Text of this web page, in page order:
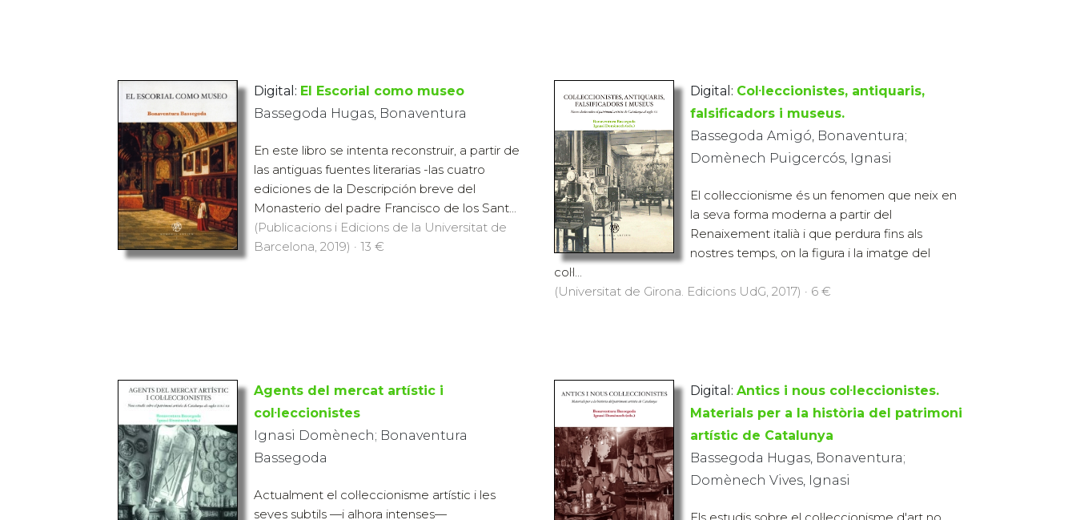
Digital: El Escorial como museo
Bassegoda Hugas, Bonaventura
En este libro se intenta reconstruir, a partir de
las antiguas fuentes literarias -las cuatro
ediciones de la Descripción breve del
Monasterio del padre Francisco de los Sant...
(Publicacions i Edicions de la Universitat de
Barcelona, 2019) · 13 €
Digital: Col·leccionistes, antiquaris,
falsificadors i museus.
Bassegoda Amigó, Bonaventura;
Domènech Puigcercós, Ignasi
El col·leccionisme és un fenomen que neix en
la seva forma moderna a partir del
Renaixement italià i que perdura fins als
nostres temps, on la figura i la imatge del
col·l...
(Universitat de Girona. Edicions UdG, 2017) · 6 €
Agents del mercat artístic i
col·leccionistes
Ignasi Domènech; Bonaventura
Bassegoda
Actualment el col·leccionisme artístic i les
seves subtils —i alhora intenses—
Digital: Antics i nous col·leccionistes.
Materials per a la història del patrimoni
artístic de Catalunya
Bassegoda Hugas, Bonaventura;
Domènech Vives, Ignasi